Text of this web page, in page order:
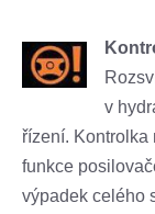
v
řízení. Kontrolka
funkce
výpadek celého